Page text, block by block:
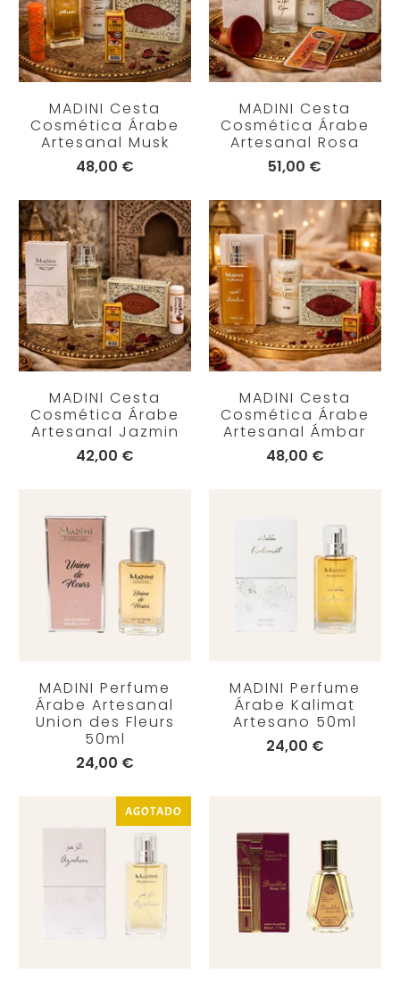
MADINI Cesta
Cosmética Árabe
Artesanal Musk
48,00 €
MADINI Cesta
Cosmética Árabe
Artesanal Rosa
51,00 €
MADINI Cesta
Cosmética Árabe
Artesanal Jazmin
42,00 €
MADINI Cesta
Cosmética Árabe
Artesanal Ámbar
48,00 €
MADINI Perfume
Árabe Artesanal
Union des Fleurs
50ml
24,00 €
MADINI Perfume
Árabe Kalimat
Artesano 50ml
24,00 €
AGOTADO